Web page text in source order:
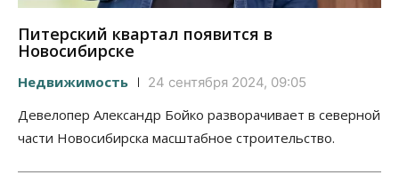
Питерский квартал появится в
Новосибирске
Недвижимость 24 сентября 2024, 09:05
Девелопер Александр Бойко разворачивает в северной
части Новосибирска масштабное строительство.